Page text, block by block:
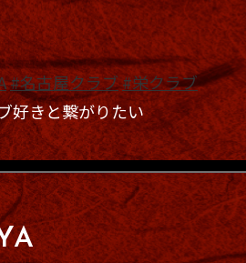
#名古屋クラブ#栄クラブ
好きと繋がりたい